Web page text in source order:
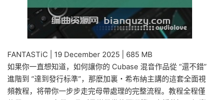
FANTASTiC | 19 December 2025 | 685 MB
如果你一直想知道，如何讓你的 Cubase 混音作品從 “還不錯”
進階到 “達到發行标準”，那麽加裏・希布納主講的這套全面視
頻教程，将帶你一步步走完母帶處理的完整流程。教程全程僅